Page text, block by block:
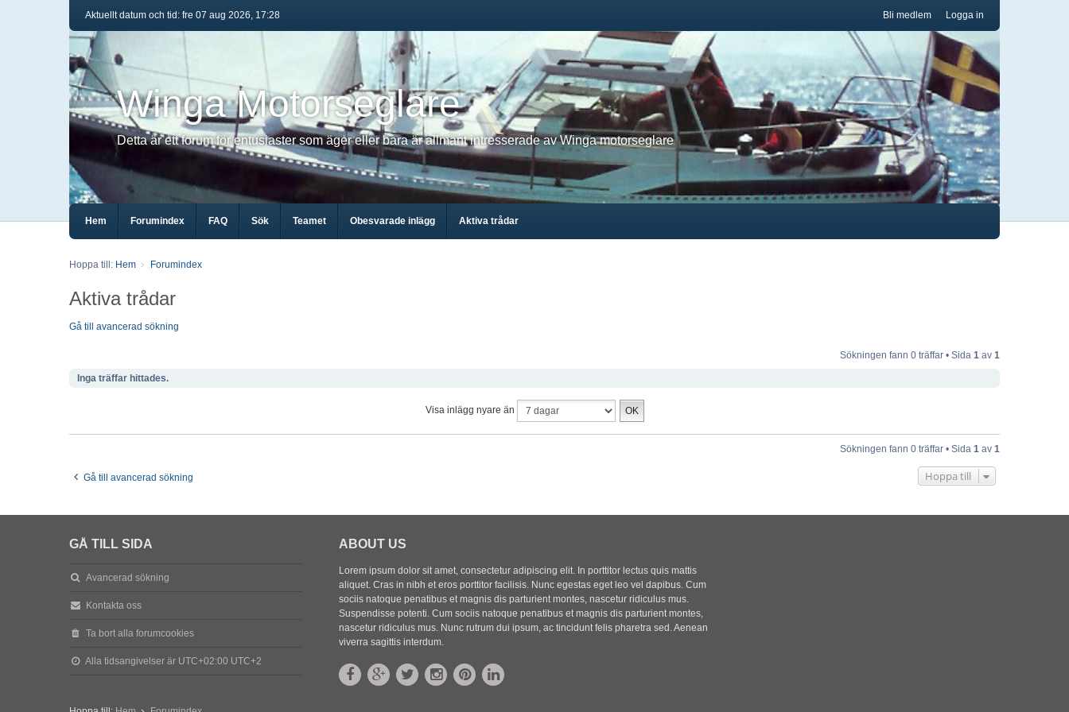
Logga in
Bli medlem
Aktuellt datum och tid: fre 07 aug 2026, 17:28
Winga Motorseglare
Detta är ett forum för entusiaster som äger eller bara är allmänt intresserade av Winga motorseglare
Hem Forumindex FAQ Sök Teamet Obesvarade inlägg Aktiva trådar
Hoppa till: Hem Forumindex
Aktiva trådar
Gå till avancerad sökning
Sökningen fann 0 träffar • Sida 1 av 1
Inga träffar hittades.
Visa inlägg nyare än
Sökningen fann 0 träffar • Sida 1 av 1
Gå till avancerad sökning Hoppa till
GÅ TILL SIDA
Avancerad sökning
Kontakta oss
Ta bort alla forumcookies
Alla tidsangivelser är UTC+02:00 UTC+2
ABOUT US
Lorem ipsum dolor sit amet, consectetur adipiscing elit. In porttitor lectus quis mattis
aliquet. Cras in nibh et eros porttitor facilisis. Nunc egestas eget leo vel dapibus. Cum
sociis natoque penatibus et magnis dis parturient montes, nascetur ridiculus mus.
Suspendisse potenti. Cum sociis natoque penatibus et magnis dis parturient montes,
nascetur ridiculus mus. Nunc rutrum dui ipsum, ac tincidunt felis pharetra sed. Aenean
viverra sagittis interdum.